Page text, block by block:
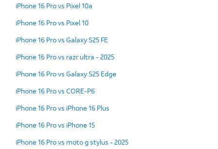
iPhone 16 Pro vs Pixel 10a
iPhone 16 Pro vs Pixel 10
iPhone 16 Pro vs Galaxy S25 FE
iPhone 16 Pro vs razr ultra - 2025
iPhone 16 Pro vs Galaxy S25 Edge
iPhone 16 Pro vs CORE-P6
iPhone 16 Pro vs iPhone 16 Plus
iPhone 16 Pro vs iPhone 15
iPhone 16 Pro vs moto g stylus - 2025